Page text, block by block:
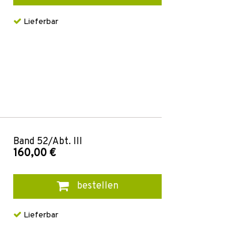
Lieferbar
Band 52/Abt. III
160,00 €
bestellen
Lieferbar